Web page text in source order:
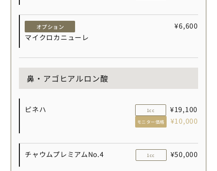
オプション
マイクロカニューレ
¥6,600
鼻・アゴヒアルロン酸
ピネハ 1cc ¥19,100
モニター価格 ¥10,000
チャウムプレミアムNo.4 1cc ¥50,000